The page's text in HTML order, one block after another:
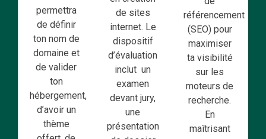
permettra
de définir
ton nom de
domaine et
de valider
ton
hébergement,
d’avoir un
thème
de sites
internet. Le
dispositif
d’évaluation
inclut un
examen
devant jury,
une
présentation
référencement
(SEO) pour
maximiser
ta visibilité
sur les
moteurs de
recherche.
En
maîtrisant